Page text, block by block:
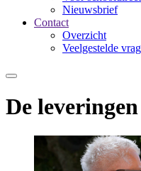
Nieuwsbrief
Contact
Overzicht
Veelgestelde
De leveringen